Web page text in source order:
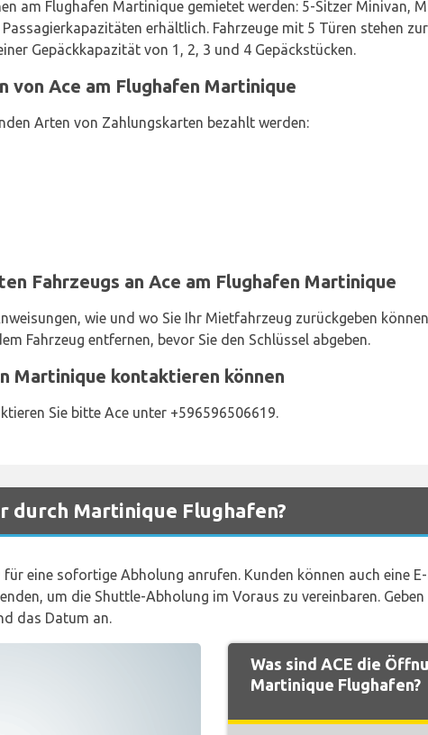
am Flughafen Martinique gemietet werden: 5-Sitzer Minivan,
erhältlich. Fahrzeuge mit 5 Türen stehen
Gepäckkapazität von 1, 2, 3 und 4 Gepäckstücken.
Ace am Flughafen Martinique
Arten von Zahlungskarten bezahlt werden:
Fahrzeugs an Ace am Flughafen Martinique
wie und wo Sie Ihr Mietfahrzeug zurückgeben
Fahrzeug entfernen, bevor Sie den Schlüssel abgeben.
Martinique kontaktieren können
Sie bitte Ace unter +596596506619.
durch Martinique Flughafen?
eine sofortige Abholung anrufen. Kunden können auch eine
um die Shuttle-Abholung im Voraus zu vereinbaren.
das Datum an.
Was sind ACE die
Martinique Flughafen?